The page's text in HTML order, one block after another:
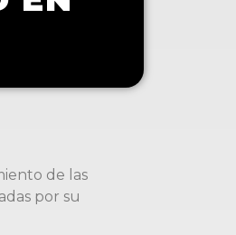
de las
por su